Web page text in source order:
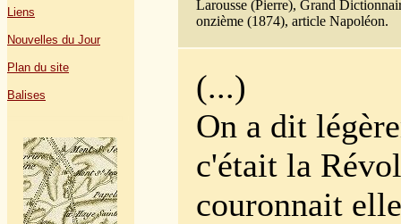
Liens
Nouvelles du Jour
Plan du site
Balises
Larousse (Pierre), Grand
onzième (1874), article Napoléon.
(...)
On a dit
c'était la
couronnait